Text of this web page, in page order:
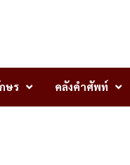
ษร คลังคำศัพท์